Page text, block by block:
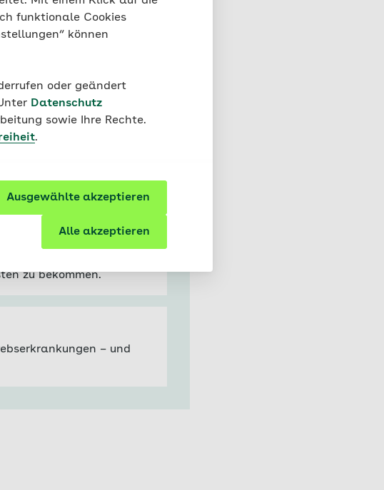
funktionale Cookies
können
oder geändert
Datenschutz
sowie Ihre Rechte.
.
Ausgewählte akzeptieren
Alle akzeptieren
dass Hodenkrebs durch
zu bekommen.
– und